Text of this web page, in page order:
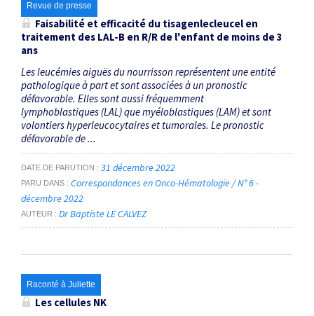
Revue de presse
Faisabilité et efficacité du tisagenlecleucel en
traitement des LAL-B en R/R de l'enfant de moins de 3
ans
Les leucémies aiguës du nourrisson représentent une entité
pathologique à part et sont associées à un pronostic
défavorable. Elles sont aussi fréquemment
lymphoblastiques (LAL) que myéloblastiques (LAM) et sont
volontiers hyperleucocytaires et tumorales. Le pronostic
défavorable de ...
DATE DE PARUTION 31 décembre 2022
PARU DANS
Correspondances en Onco-Hématologie / N° 6 -
décembre 2022
AUTEUR Dr Baptiste LE CALVEZ
Raconté à Juliette
Les cellules NK